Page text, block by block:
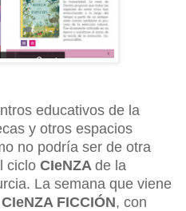
educativos de la
y otros espacios
no podría ser de otra
ciclo CIeNZA de la
La semana que viene
CIeNZA FICCIÓN, con